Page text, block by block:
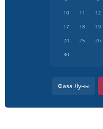
10
11 12
17
18 19
24
25 26
30
Фаза Луны